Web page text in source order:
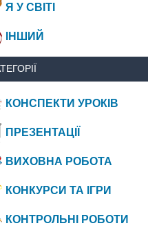
Я У СВІТІ
ІНШИЙ
КОНСПЕКТИ УРОКІВ
ПРЕЗЕНТАЦІЇ
ВИХОВНА РОБОТА
КОНКУРСИ ТА ІГРИ
КОНТРОЛЬНІ РОБОТИ